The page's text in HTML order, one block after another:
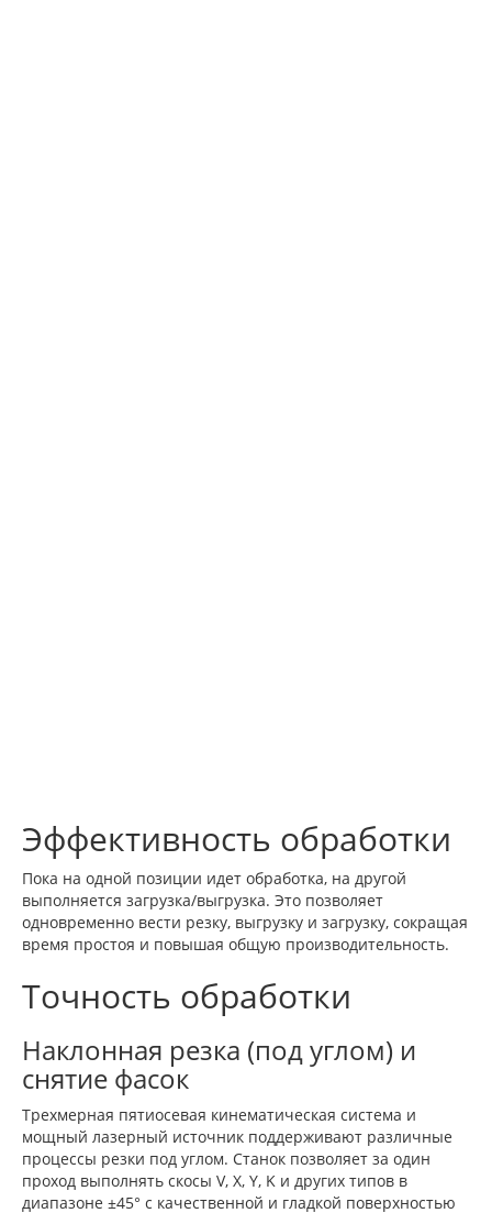
Эффективность обработки
Пока на одной позиции идет обработка, на другой
выполняется загрузка/выгрузка. Это позволяет
одновременно вести резку, выгрузку и загрузку, сокращая
время простоя и повышая общую производительность.
Точность обработки
Наклонная резка (под углом) и
снятие фасок
Трехмерная пятиосевая кинематическая система и
мощный лазерный источник поддерживают различные
процессы резки под углом. Станок позволяет за один
проход выполнять скосы V, X, Y, K и других типов в
диапазоне ±45° с качественной и гладкой поверхностью